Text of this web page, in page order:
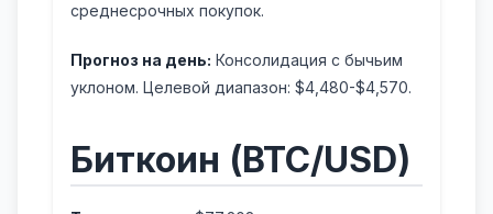
среднесрочных покупок.
Прогноз на день: Консолидация с бычьим
уклоном. Целевой диапазон: $4,480-$4,570.
Биткоин (BTC/USD)